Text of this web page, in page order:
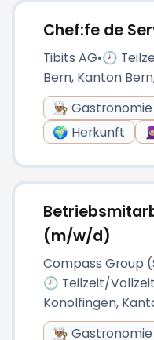
Chef:fe de
Tibits AG•🕗
Bern, Kanton
👨🏽‍🍳
🌍 Herkunft
(m/w/d)
Compass Group
🕗 Teilzeit/Vollzeit
Konolfingen,
👨🏽‍🍳